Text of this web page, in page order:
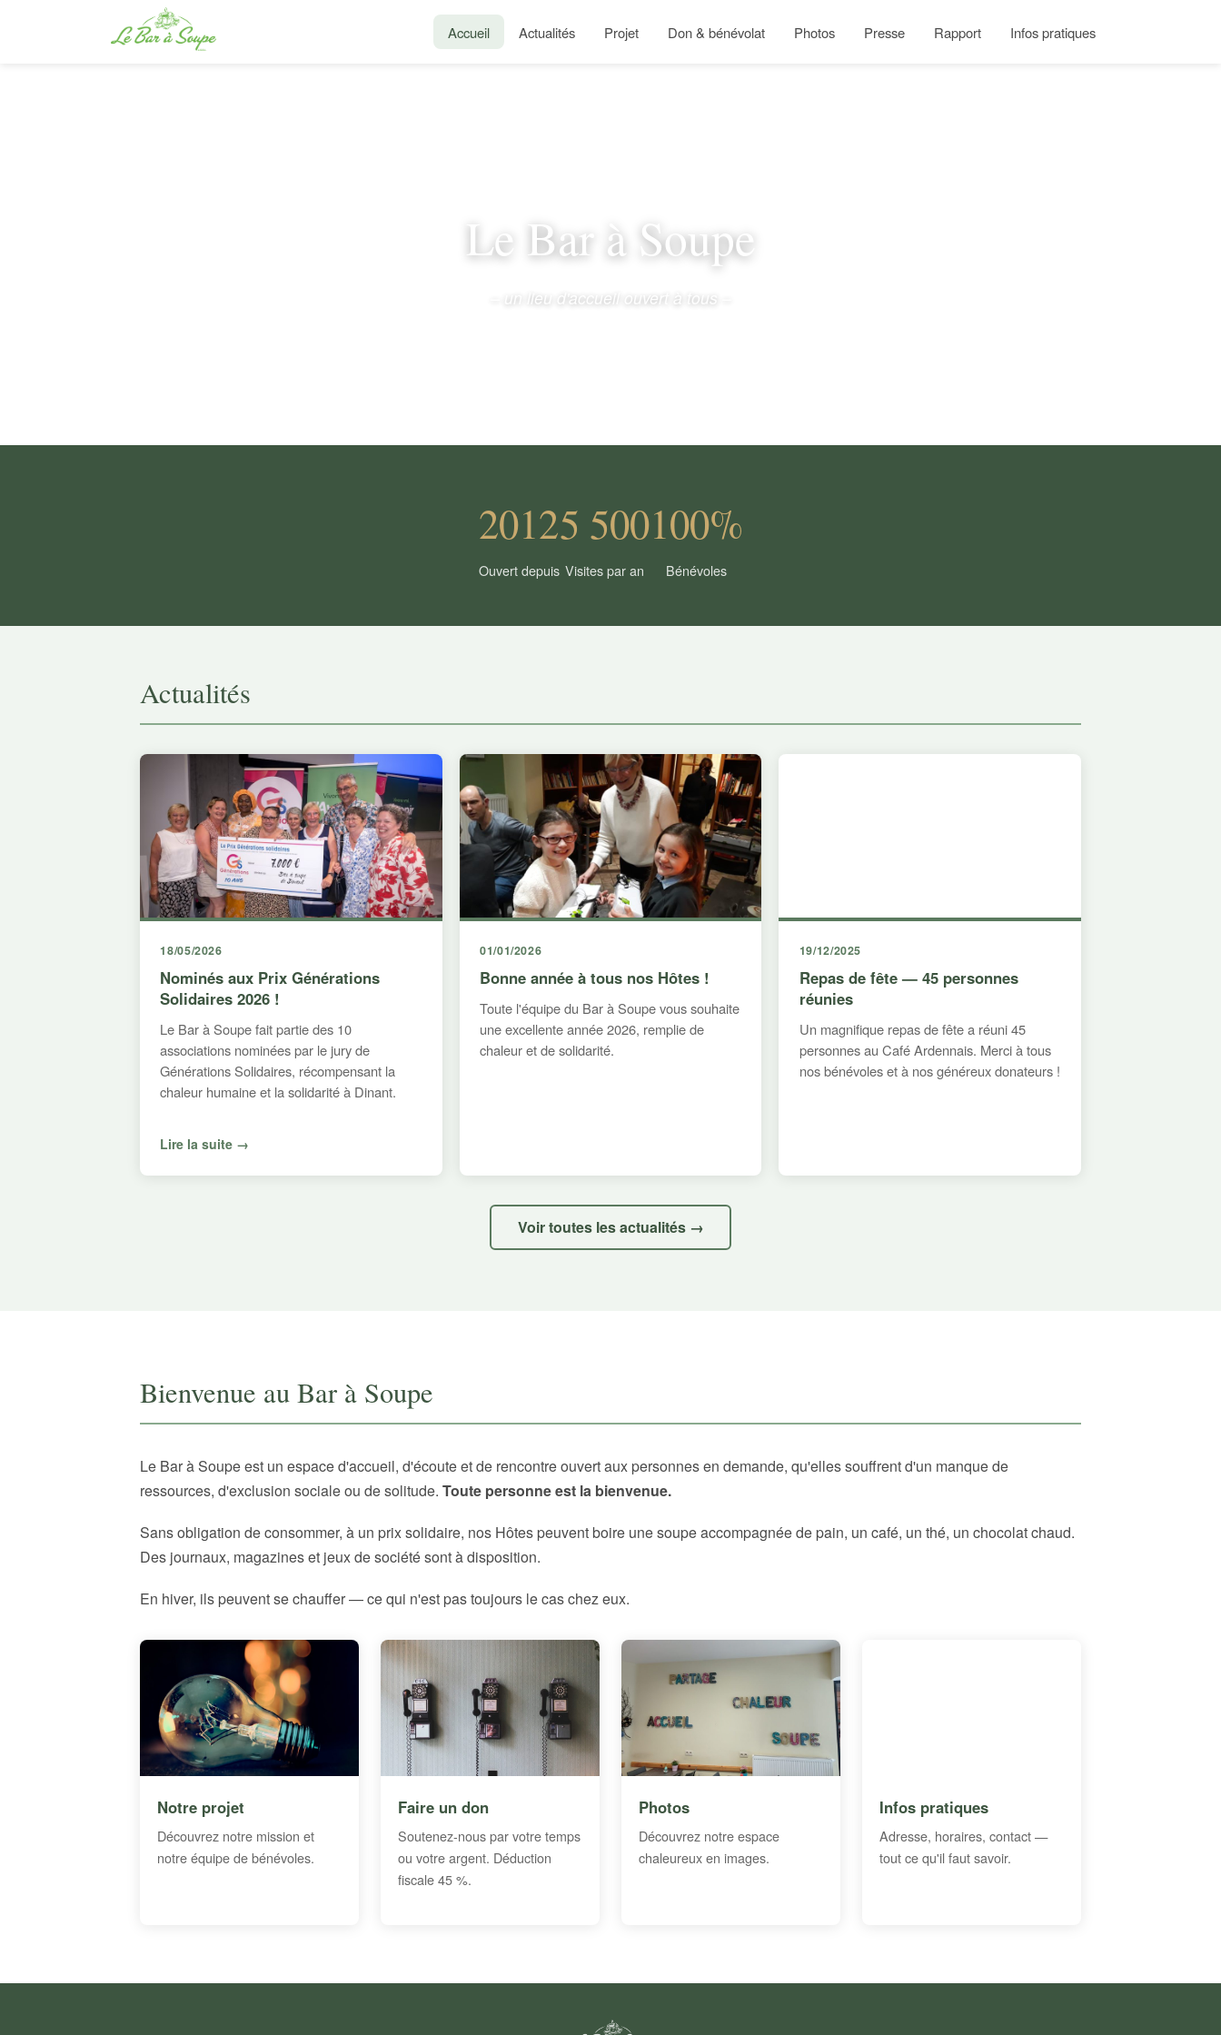
Accueil Actualités Projet Don & bénévolat Photos Presse Rapport Infos pratiques
Le Bar à Soupe
– un lieu d'accueil ouvert à tous –
2012
Ouvert depuis
5 500
Visites par an
100%
Bénévoles
Actualités
18/05/2026
Nominés aux Prix Générations
Solidaires 2026 !
Le Bar à Soupe fait partie des 10
associations nominées par le jury de
Générations Solidaires, récompensant la
chaleur humaine et la solidarité à Dinant.
Lire la suite →
01/01/2026
Bonne année à tous nos Hôtes !
Toute l'équipe du Bar à Soupe vous souhaite
une excellente année 2026, remplie de
chaleur et de solidarité.
19/12/2025
Repas de fête — 45 personnes
réunies
Un magnifique repas de fête a réuni 45
personnes au Café Ardennais. Merci à tous
nos bénévoles et à nos généreux donateurs !
Voir toutes les actualités →
Bienvenue au Bar à Soupe
Le Bar à Soupe est un espace d'accueil, d'écoute et de rencontre ouvert aux personnes en demande, qu'elles souffrent d'un manque de
ressources, d'exclusion sociale ou de solitude. Toute personne est la bienvenue.
Sans obligation de consommer, à un prix solidaire, nos Hôtes peuvent boire une soupe accompagnée de pain, un café, un thé, un chocolat chaud.
Des journaux, magazines et jeux de société sont à disposition.
En hiver, ils peuvent se chauffer — ce qui n'est pas toujours le cas chez eux.
Notre projet
Découvrez notre mission et
notre équipe de bénévoles.
Faire un don
Soutenez-nous par votre temps
ou votre argent. Déduction
fiscale 45 %.
Photos
Découvrez notre espace
chaleureux en images.
Infos pratiques
Adresse, horaires, contact —
tout ce qu'il faut savoir.